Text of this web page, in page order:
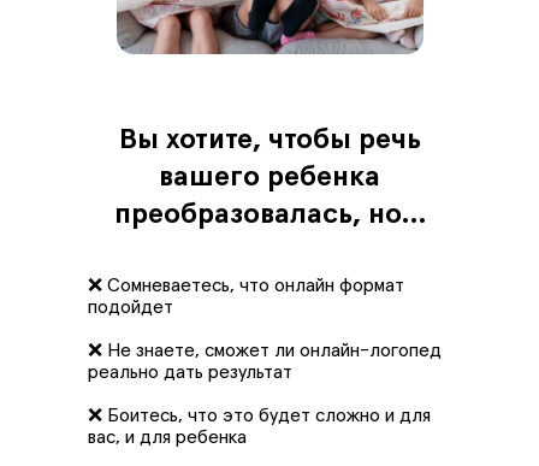
Вы хотите, чтобы речь
вашего ребенка
преобразовалась, но…
❌ Сомневаетесь, что онлайн формат
подойдет
❌ Не знаете, сможет ли онлайн-логопед
реально дать результат
❌ Боитесь, что это будет сложно и для
вас, и для ребенка